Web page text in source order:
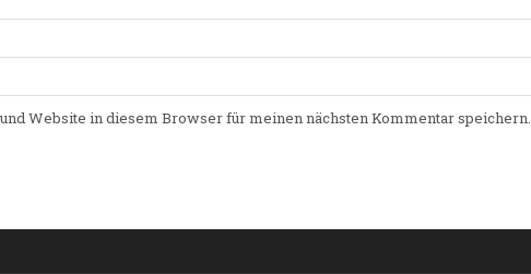
Website in diesem Browser für meinen nächsten Kommentar speichern.